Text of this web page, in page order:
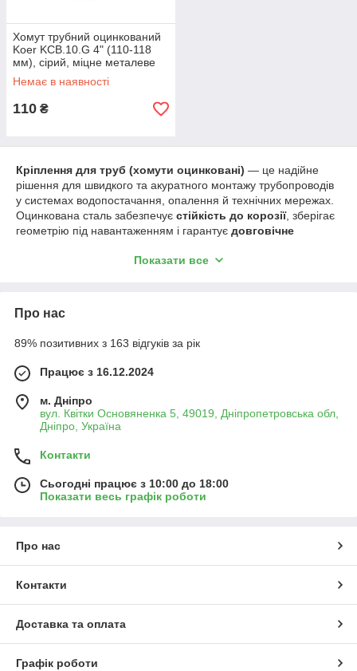
Хомут трубний оцинкований
Koer KCB.10.G 4" (110-118
мм), сірий, міцне металеве
кріплення для труб
Немає в наявності
110 ₴
Кріплення для труб (хомути оцинковані) — це надійне
рішення для швидкого та акуратного монтажу трубопроводів
у системах водопостачання, опалення й технічних мережах.
Оцинкована сталь забезпечує стійкість до корозії, зберігає
геометрію під навантаженням і гарантує довговічне
хомути трубніу широкому діапазоні діаметрів —
1/4" (38–43 мм), 1-1/2" (47–51 мм), 2" (60–64 мм), 4" (110–
118 мм). Це дозволяє обрати
поліпропіленових, сталевих, металопластикових та інших
Переваги кріплення для труб:
Оцинкована сталь
вологих приміщеннях і котельних.
Широкий розмірний ряд
стабільність траси
Акуратний монтаж — хомут рівномірно притискає
трубу, зменшуючи вібрації й шум, забезпечуючи
стельового
довгих ділянок розводки.
Практичність у сервісі
змогу швидкопослабити або підтягнутикріплення
Стояки та магістралі
Показати все
Про нас
89% позитивних з 163 відгуків за рік
Працює з 16.12.2024
м. Дніпро
вул. Квітки Основяненка 5, 49019, Дніпропетровська обл,
Дніпро, Україна
Контакти
Сьогодні працює з 10:00 до 18:00
Показати весь графік роботи
Про нас
Контакти
Доставка та оплата
Графік роботи